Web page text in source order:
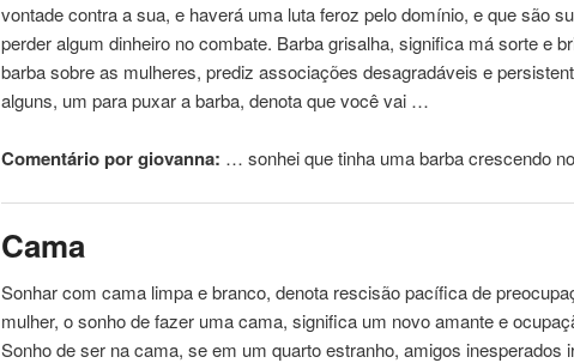
vontade contra a sua, e haverá uma luta feroz pelo domínio, e que são
perder algum dinheiro no combate. Barba grisalha, significa má sorte e
barba sobre as mulheres, prediz associações desagradáveis ​​e
alguns, um para puxar a barba, denota que você vai …
Comentário por giovanna: … sonhei que tinha umabarba crescendo
Cama
Sonhar com cama limpa e branco, denota rescisão pacífica de
mulher, o sonho de fazer umacama, significa um novo amante e
Sonho de ser na cama, se em um quarto estranho, amigos inesperados